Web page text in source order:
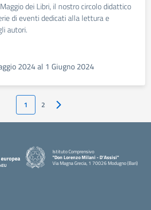
dei Libri, il nostro circolo didattico
di eventi dedicati alla lettura e
autori.
2024 al 1 Giugno 2024
1 2 Pagina successiva
Istituto Comprensivo
"Don Lorenzo Milani - D’Assisi"
Via Magna Grecia, 1 70026 Modugno (Bari)
— Visita la pagina iniziale della scuola